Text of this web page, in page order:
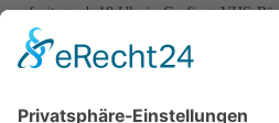
→ freitags ab 18 Uhr in Grafing, VHS-
die tägliche Schachaufgabe